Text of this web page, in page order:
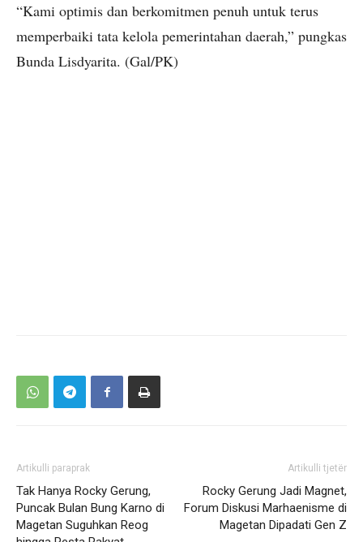
“Kami optimis dan berkomitmen penuh untuk terus
memperbaiki tata kelola pemerintahan daerah,” pungkas
Bunda Lisdyarita. (Gal/PK)
Artikulli paraprak
Tak Hanya Rocky Gerung,
Puncak Bulan Bung Karno di
Magetan Suguhkan Reog
Artikulli tjetër
Rocky Gerung Jadi Magnet,
Forum Diskusi Marhaenisme di
Magetan Dipadati Gen Z